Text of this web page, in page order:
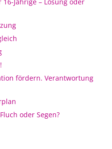
Jährige – Lösung oder
fördern. Verantwortung
oder Segen?